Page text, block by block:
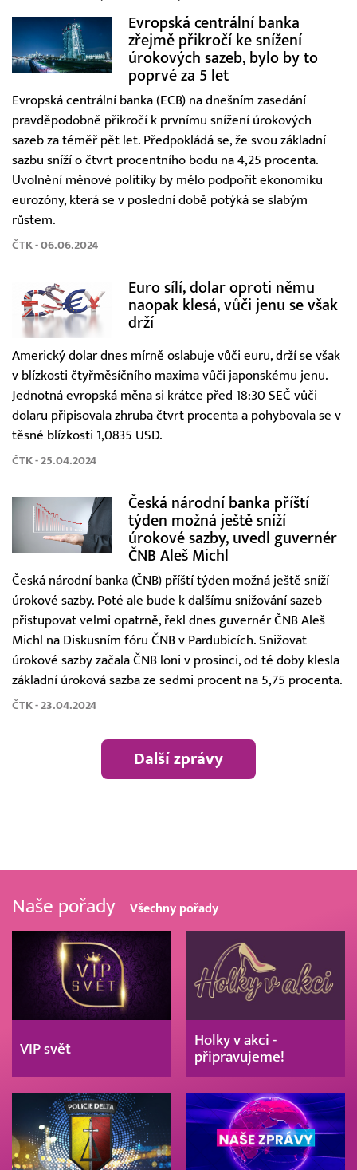
Evropská centrální banka
zřejmě přikročí ke snížení
úrokových sazeb, bylo by to
poprvé za 5 let
Evropská centrální banka (ECB) na dnešním zasedání
pravděpodobně přikročí k prvnímu snížení úrokových
sazeb za téměř pět let. Předpokládá se, že svou základní
sazbu sníží o čtvrt procentního bodu na 4,25 procenta.
Uvolnění měnové politiky by mělo podpořit ekonomiku
eurozóny, která se v poslední době potýká se slabým
růstem.
ČTK - 06.06.2024
Euro sílí, dolar oproti němu
naopak klesá, vůči jenu se však
drží
Americký dolar dnes mírně oslabuje vůči euru, drží se však
v blízkosti čtyřměsíčního maxima vůči japonskému jenu.
Jednotná evropská měna si krátce před 18:30 SEČ vůči
dolaru připisovala zhruba čtvrt procenta a pohybovala se v
těsné blízkosti 1,0835 USD.
ČTK - 25.04.2024
Česká národní banka příští
týden možná ještě sníží
úrokové sazby, uvedl guvernér
ČNB Aleš Michl
Česká národní banka (ČNB) příští týden možná ještě sníží
úrokové sazby. Poté ale bude k dalšímu snižování sazeb
přistupovat velmi opatrně, řekl dnes guvernér ČNB Aleš
Michl na Diskusním fóru ČNB v Pardubicích. Snižovat
úrokové sazby začala ČNB loni v prosinci, od té doby klesla
základní úroková sazba ze sedmi procent na 5,75 procenta.
ČTK - 23.04.2024
Další zprávy
Naše pořady Všechny pořady
VIP svět
Holky v akci -
připravujeme!